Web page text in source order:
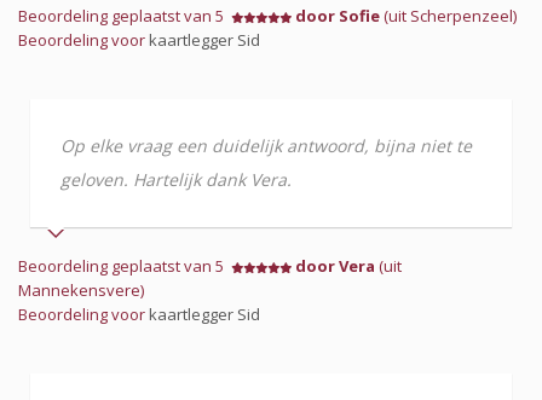
Beoordeling geplaatst van 5 door Sofie(uit Scherpenzeel)
Beoordeling voorkaartlegger Sid
Op elke vraag een duidelijk antwoord, bijna niet te
geloven. Hartelijk dank Vera.
Beoordeling geplaatst van 5 door Vera (uit
Mannekensvere)
Beoordeling voorkaartlegger Sid